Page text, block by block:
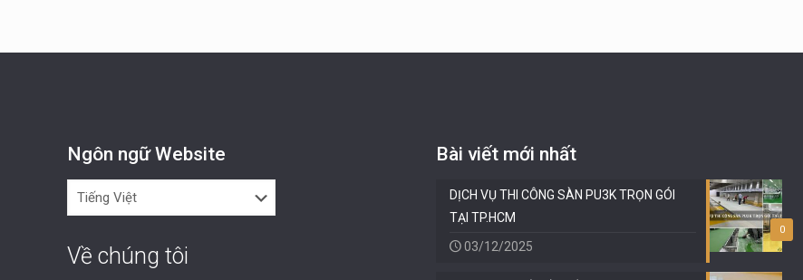
Ngôn ngữ Website
Ngôn
Về chúng tôi
Bài viết mới nhất
0
DỊCH VỤ THI CÔNG SÀN PU3K TRỌN GÓI
TẠI TP.HCM
03/12/2025